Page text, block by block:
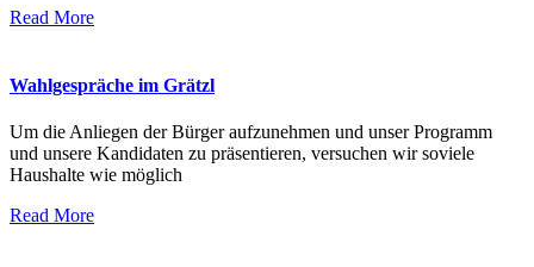
Read More
Wahlgespräche im Grätzl
Um die Anliegen der Bürger aufzunehmen und unser Programm
und unsere Kandidaten zu präsentieren, versuchen wir soviele
Haushalte wie möglich
Read More